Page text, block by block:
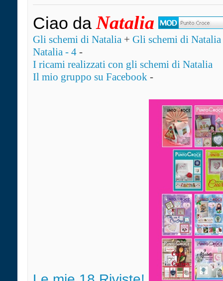
Ciao da Natalia
Gli schemi di Natalia + Gli schemi di
Natalia - 4 -
I ricami realizzati con gli schemi di Natalia
Il mio gruppo su Facebook -